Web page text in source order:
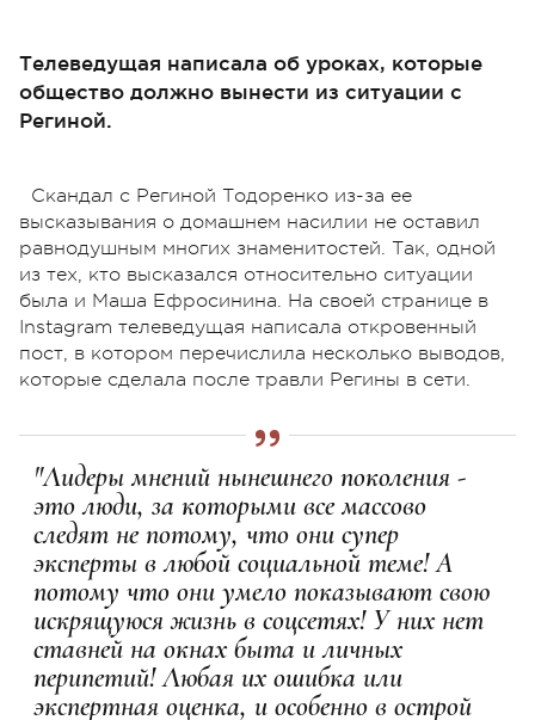
Телеведущая написала об уроках, которые
общество должно вынести из ситуации с
Региной.
Скандал с Региной Тодоренко из-за ее
высказывания о домашнем насилии не оставил
равнодушным многих знаменитостей. Так, одной
из тех, кто высказался относительно ситуации
была и Маша Ефросинина. На своей странице в
Instagram телеведущая написала откровенный
пост, в котором перечислила несколько выводов,
которые сделала после травли Регины в сети.
"Лидеры мнений нынешнего поколения -
это люди, за которыми все массово
следят не потому, что они супер
эксперты в любой социальной теме! А
потому что они умело показывают свою
искрящуюся жизнь в соцсетях! У них нет
ставней на окнах быта и личных
перипетий! Любая их ошибка или
экспертная оценка, и особенно в острой